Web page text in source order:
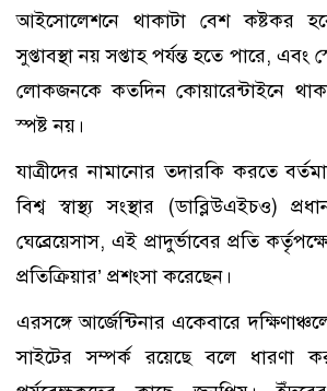
আইসোলেশনে থাকাটা বেশ কষ্টকর
সুপ্তাবস্থা নয় সপ্তাহ পর্যন্ত হতে পারে,
লোকজনকে কতদিন কোয়ারেন্টাইনে
স্পষ্ট নয়।
যাত্রীদের নামানোর তদারকি করতে
বিশ্ব স্বাস্থ্য সংস্থার (ডাব্লিউএইচও)
ঘেব্রেয়েসাস, এই প্রাদুর্ভাবের প্রতি
প্রতিক্রিয়ার’ প্রশংসা করেছেন।
এরসঙ্গে আর্জেন্টিনার একেবারে
সাইটের সম্পর্ক রয়েছে বলে ধারণা